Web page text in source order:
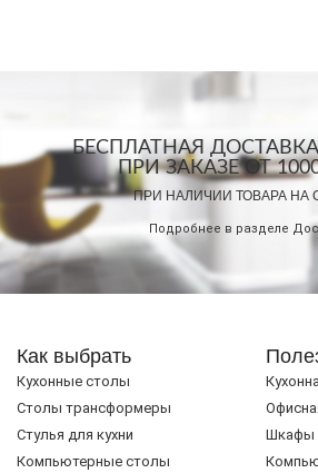
БЕСПЛАТНАЯ
ПРИ ЗАКАЗЕ ОТ
ПРИ НАЛИЧИИ ТОВАРА НА
Подробнее в разделе
Как выбрать
Кухонные столы
Cтолы трансформеры
Стулья для кухни
Компьютерные столы
Шкафы